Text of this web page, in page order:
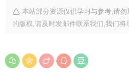
本站部分资源仅供学习与参考,请
的版权,请及时发邮件联系我们,我们将